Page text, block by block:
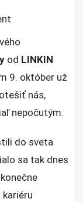
ste
skladbu
In
The
od
Linkin
Park
ešte
od LINKIN
9. október už
nás,
nepočutým.
do sveta
sa tak dnes